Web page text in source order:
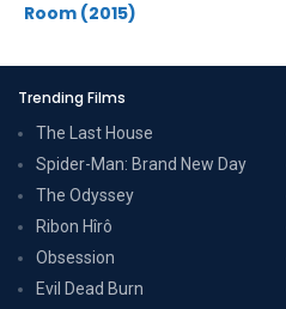
Room (2015)
Trending Films
The Last House
Spider-Man: Brand New Day
The Odyssey
Ribon Hîrô
Obsession
Evil Dead Burn